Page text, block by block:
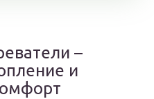
–
и